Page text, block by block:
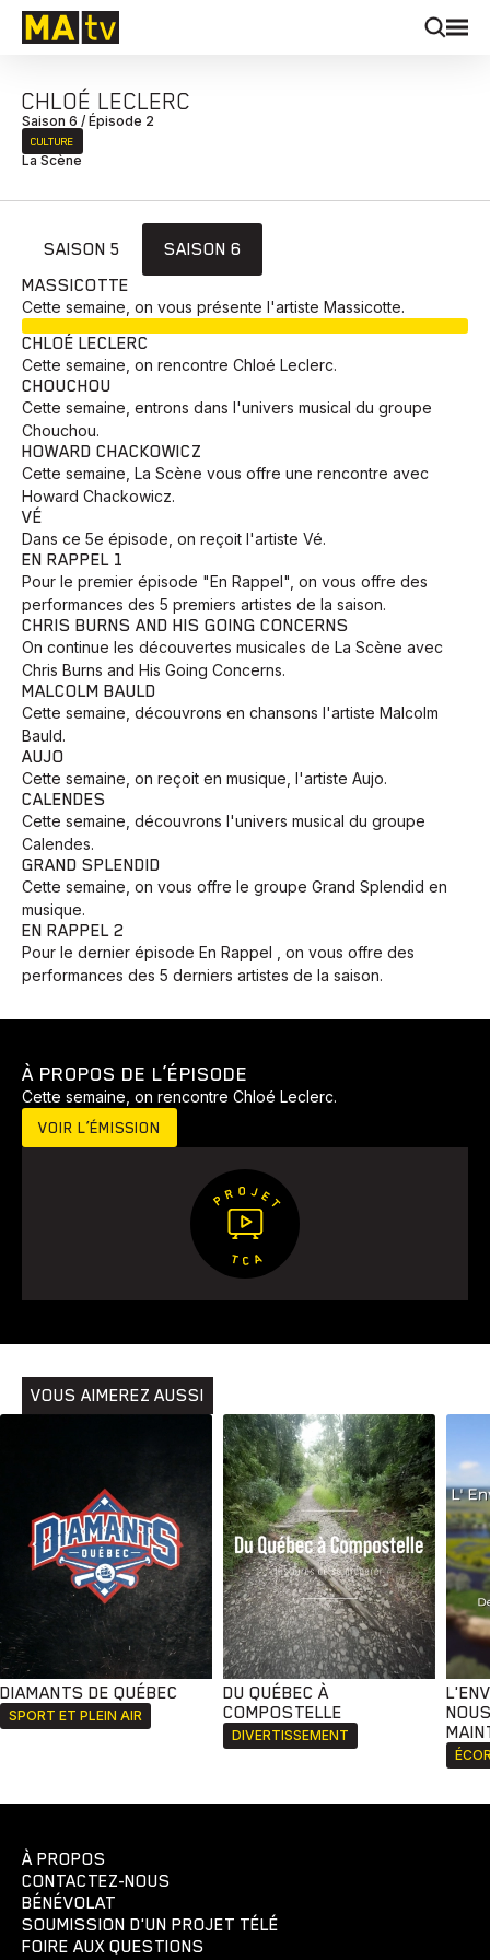
Histoires Pêche
CHLOÉ LECLERC
Saison 6 / Épisode 2
CULTURE
La Scène
SAISON 5
SAISON 6
MASSICOTTE
Cette semaine, on vous présente l'artiste Massicotte.
CHLOÉ LECLERC
Cette semaine, on rencontre Chloé Leclerc.
CHOUCHOU
Cette semaine, entrons dans l'univers musical du groupe
Chouchou.
HOWARD CHACKOWICZ
Cette semaine, La Scène vous offre une rencontre avec
Howard Chackowicz.
VÉ
Dans ce 5e épisode, on reçoit l'artiste Vé.
EN RAPPEL 1
Pour le premier épisode "En Rappel", on vous offre des
performances des 5 premiers artistes de la saison.
CHRIS BURNS AND HIS GOING CONCERNS
On continue les découvertes musicales de La Scène avec
Chris Burns and His Going Concerns.
MALCOLM BAULD
Cette semaine, découvrons en chansons l'artiste Malcolm
Bauld.
AUJO
Cette semaine, on reçoit en musique, l'artiste Aujo.
CALENDES
Cette semaine, découvrons l'univers musical du groupe
Calendes.
GRAND SPLENDID
Cette semaine, on vous offre le groupe Grand Splendid en
musique.
EN RAPPEL 2
Pour le dernier épisode En Rappel , on vous offre des
performances des 5 derniers artistes de la saison.
À PROPOS DE L’ÉPISODE
Cette semaine, on rencontre Chloé Leclerc.
VOIR L’ÉMISSION
VOUS AIMEREZ AUSSI
DIAMANTS DE QUÉBEC
SPORT ET PLEIN AIR
DU QUÉBEC À
COMPOSTELLE
DIVERTISSEMENT
À PROPOS
CONTACTEZ-NOUS
BÉNÉVOLAT
SOUMISSION D'UN PROJET TÉLÉ
FOIRE AUX QUESTIONS